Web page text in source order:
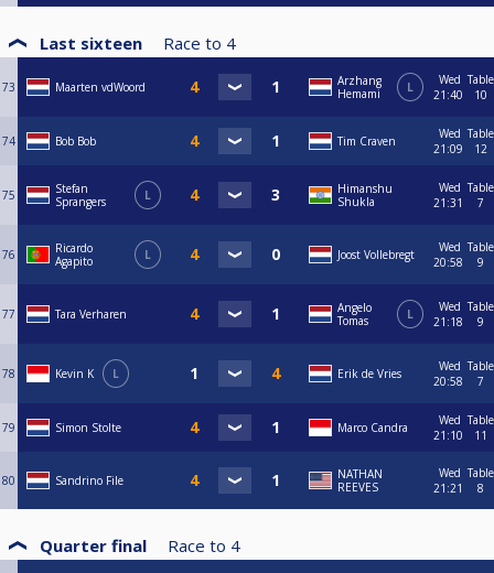
Last sixteen Race to 4
73 Maarten vdWoord
Arzhang
Hemami
L
Wed
21:40
Table
10
74 Bob Bob Tim Craven
Wed
21:09
Table
12
75
Stefan
Sprangers
L
Himanshu
Shukla
Wed
21:31
Table
7
76
Ricardo
Agapito
L Joost Vollebregt
Wed
20:58
Table
9
77 Tara Verharen
Angelo
Tomas
L
Wed
21:18
Table
9
78 Kevin K L Erik de Vries
Wed
20:58
Table
7
79 Simon Stolte Marco Candra
Wed
21:10
Table
11
80 Sandrino File
NATHAN
REEVES
Wed
21:21
Table
8
Quarter final Race to 4